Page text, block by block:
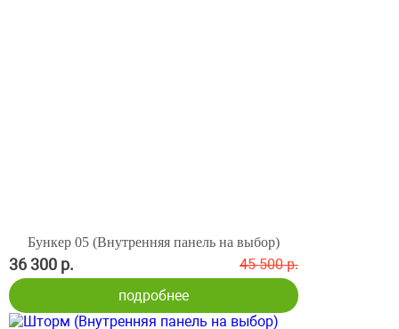
Бункер 05 (Внутренняя панель на выбор)
36 300 р.
45 500 р.
подробнее